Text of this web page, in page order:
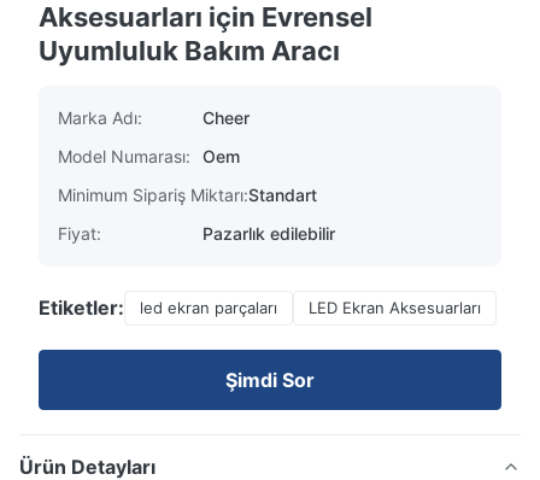
Aksesuarları için Evrensel
Uyumluluk Bakım Aracı
Marka Adı:
Cheer
Model Numarası:
Oem
Minimum Sipariş Miktarı:Standart
Fiyat:
Pazarlık edilebilir
Etiketler: led ekran parçaları LED Ekran Aksesuarları
Şimdi Sor
Ürün Detayları